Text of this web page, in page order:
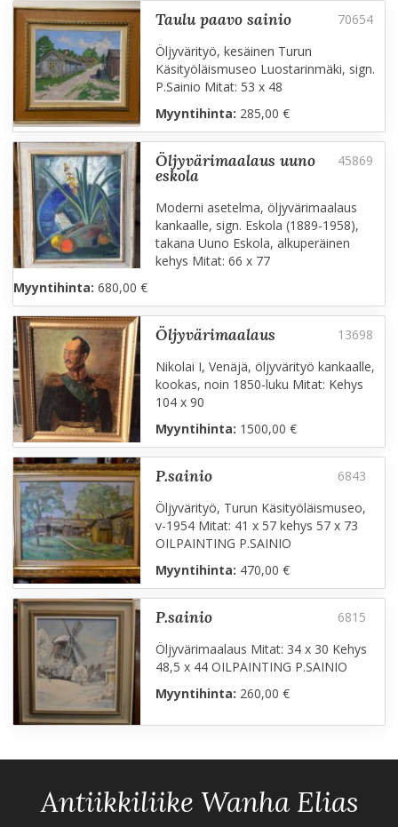
taulu paavo sainio
Öljyvärityö, kesäinen Turun
Käsityöläismuseo Luostarinmäki, sign.
P.Sainio Mitat: 53 x 48
Myyntihinta: 285,00 €
öljyvärimaalaus uuno
eskola
Moderni asetelma, öljyvärimaalaus
kankaalle, sign. Eskola (1889-1958),
takana Uuno Eskola, alkuperäinen
kehys Mitat: 66 x 77
Myyntihinta: 680,00 €
öljyvärimaalaus
Nikolai I, Venäjä, öljyvärityö kankaalle,
kookas, noin 1850-luku Mitat: Kehys
104 x 90
Myyntihinta: 1500,00 €
p.sainio
Öljyvärityö, Turun Käsityöläismuseo,
v-1954 Mitat: 41 x 57 kehys 57 x 73
OILPAINTING P.SAINIO
Myyntihinta: 470,00 €
p.sainio
Öljyvärimaalaus Mitat: 34 x 30 Kehys
48,5 x 44 OILPAINTING P.SAINIO
Myyntihinta: 260,00 €
Antiikkiliike Wanha Elias